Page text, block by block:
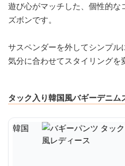
遊び心がマッチした、個性的な
ズボンです。
サスペンダーを外してシンプル
気分に合わせてスタイリングを
タック入り韓国風バギーデニム